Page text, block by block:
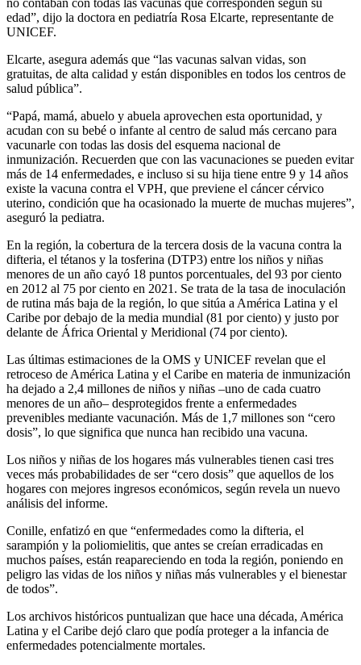
no contaban con todas las vacunas que corresponden según su
edad”, dijo la doctora en pediatría Rosa Elcarte, representante de
UNICEF.
Elcarte, asegura además que “las vacunas salvan vidas, son
gratuitas, de alta calidad y están disponibles en todos los centros de
salud pública”.
“Papá, mamá, abuelo y abuela aprovechen esta oportunidad, y
acudan con su bebé o infante al centro de salud más cercano para
vacunarle con todas las dosis del esquema nacional de
inmunización. Recuerden que con las vacunaciones se pueden evitar
más de 14 enfermedades, e incluso si su hija tiene entre 9 y 14 años
existe la vacuna contra el VPH, que previene el cáncer cérvico
uterino, condición que ha ocasionado la muerte de muchas mujeres”,
aseguró la pediatra.
En la región, la cobertura de la tercera dosis de la vacuna contra la
difteria, el tétanos y la tosferina (DTP3) entre los niños y niñas
menores de un año cayó 18 puntos porcentuales, del 93 por ciento
en 2012 al 75 por ciento en 2021. Se trata de la tasa de inoculación
de rutina más baja de la región, lo que sitúa a América Latina y el
Caribe por debajo de la media mundial (81 por ciento) y justo por
delante de África Oriental y Meridional (74 por ciento).
Las últimas estimaciones de la OMS y UNICEF revelan que el
retroceso de América Latina y el Caribe en materia de inmunización
ha dejado a 2,4 millones de niños y niñas –uno de cada cuatro
menores de un año– desprotegidos frente a enfermedades
prevenibles mediante vacunación. Más de 1,7 millones son “cero
dosis”, lo que significa que nunca han recibido una vacuna.
Los niños y niñas de los hogares más vulnerables tienen casi tres
veces más probabilidades de ser “cero dosis” que aquellos de los
hogares con mejores ingresos económicos, según revela un nuevo
análisis del informe.
Conille, enfatizó en que “enfermedades como la difteria, el
sarampión y la poliomielitis, que antes se creían erradicadas en
muchos países, están reapareciendo en toda la región, poniendo en
peligro las vidas de los niños y niñas más vulnerables y el bienestar
de todos”.
Los archivos históricos puntualizan que hace una década, América
Latina y el Caribe dejó claro que podía proteger a la infancia de
enfermedades potencialmente mortales.